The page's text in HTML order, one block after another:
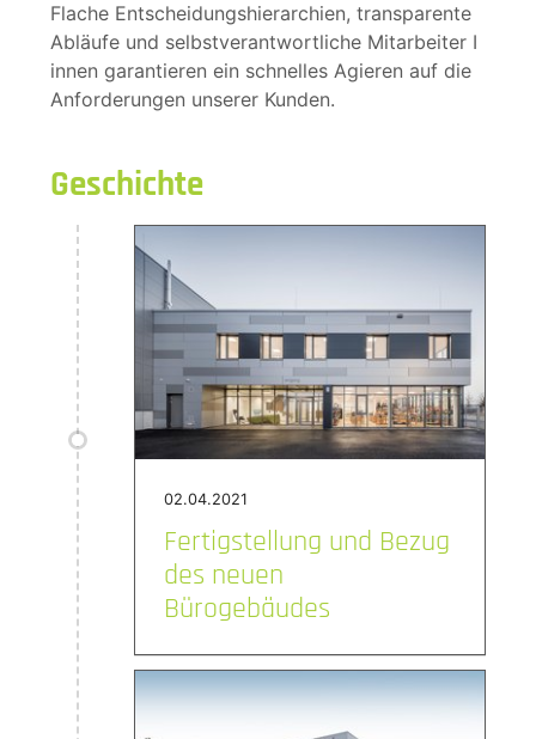
Flache Entscheidungshierarchien, transparente
Abläufe und selbstverantwortliche Mitarbeiter I
innen garantieren ein schnelles Agieren auf die
Anforderungen unserer Kunden.
Geschichte
02.04.2021
Fertigstellung und Bezug
des neuen
Bürogebäudes